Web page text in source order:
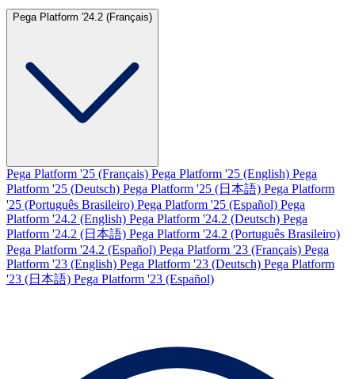
Pega Platform '24.2 (Français)
Pega Platform '25 (Français) Pega Platform '25 (English) Pega
Platform '25 (Deutsch) Pega Platform '25 (日本語) Pega Platform
'25 (Português Brasileiro) Pega Platform '25 (Español) Pega
Platform '24.2 (English) Pega Platform '24.2 (Deutsch) Pega
Platform '24.2 (日本語) Pega Platform '24.2 (Português Brasileiro)
Pega Platform '24.2 (Español) Pega Platform '23 (Français) Pega
Platform '23 (English) Pega Platform '23 (Deutsch) Pega Platform
'23 (日本語) Pega Platform '23 (Español)